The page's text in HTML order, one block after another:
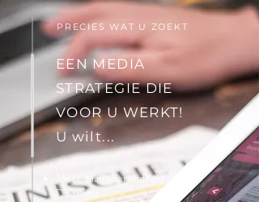
PRECIES WAT U ZOEKT
EEN MEDIA
STRATEGIE DIE
VOOR U WERKT!
U wilt...
Meer naamsbekendheid in
Duitsland